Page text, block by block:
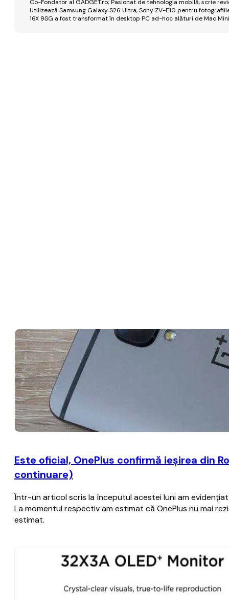
Co-Fondator al GADGET.ro; Pasionat de tehnologia mobilă, scrie
Utilizează Samsung Galaxy S26 Ultra, Sony ZV-E10 pentru
16X 9SG a fost transformat în desktop PC ad-hoc alături de Mac
Este oficial, OnePlus confirmă ieşirea din
continuare)
Într-un articol scris la începutul acestei luni am
La momentul respectiv am estimat că OnePlus nu mai
estimat.